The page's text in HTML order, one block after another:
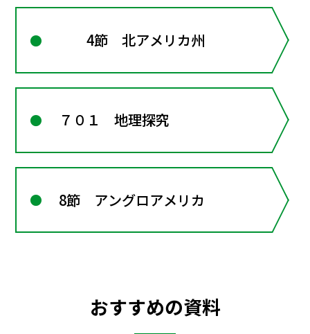
4節 北アメリカ州
７０１ 地理探究
8節 アングロアメリカ
おすすめの資料